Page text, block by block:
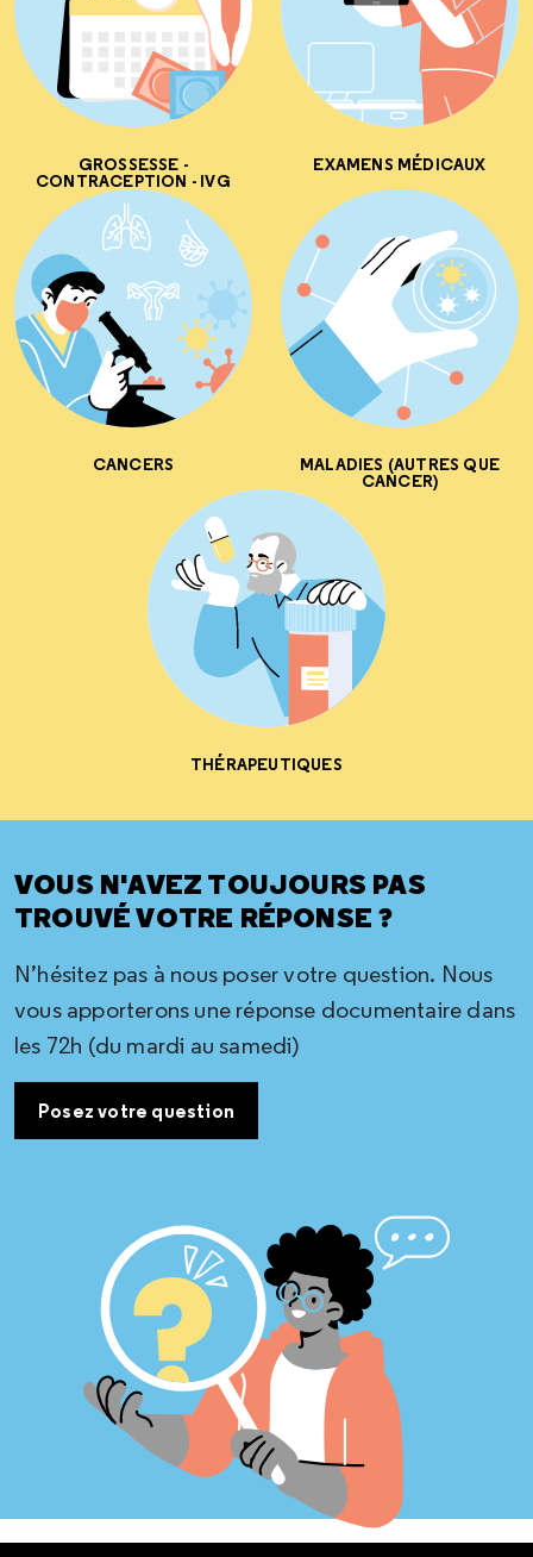
GROSSESSE -
CONTRACEPTION - IVG
EXAMENS MÉDICAUX
CANCERS MALADIES (AUTRES QUE
CANCER)
THÉRAPEUTIQUES
VOUS N'AVEZ TOUJOURS PAS
TROUVÉ VOTRE RÉPONSE ?
N’hésitez pas à nous poser votre question. Nous
vous apporterons une réponse documentaire dans
les 72h (du mardi au samedi)
Posez votre question